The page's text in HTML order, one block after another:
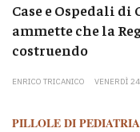
Case e Ospedali
ammette che la
costruendo
ENRICO TRICANICO VENERDÌ
PILLOLE DI PEDIATRIA